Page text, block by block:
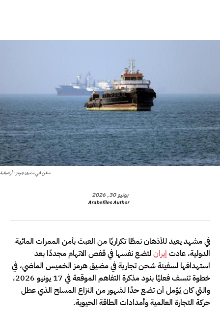
سفن في مضيق هرمز - أرشيفية
يونيو 30, 2026
Arabefiles Author
في مشهد يعيد للأذهان نمطًا تكراريًا من العبث بأمن الممرات المائية
الدولية، عادتإيرانلتضع نفسها في قفص الاتهام مجددًا بعد
استهدافها لسفينة شحن تجارية في مضيق هرمز الخميس الماضي، في
خطوة تنسف فعليًا بنود مذكرة التفاهم الموقعة في 17 يونيو 2026،
والتي كان يُؤمل أن تضع حدًا لشهور من النزاع المسلح الذي عطل
حركة التجارة العالمية وأمدادات الطاقة الحيوية.